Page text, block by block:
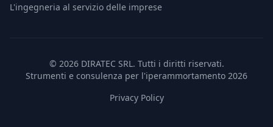
L'ingegneria al servizio delle imprese
© 2026DIRATEC SRL. Tutti i diritti riservati.
Strumenti e consulenza per l'iperammortamento 2026
Privacy Policy